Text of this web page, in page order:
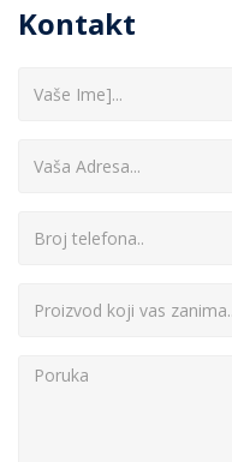
Kontakt